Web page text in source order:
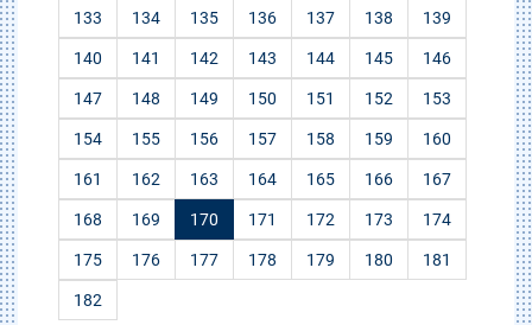
133 134 135 136 137 138 139
140 141 142 143 144 145 146
147 148 149 150 151 152 153
154 155 156 157 158 159 160
161 162 163 164 165 166 167
168 169 170 171 172 173 174
175 176 177 178 179 180 181
182